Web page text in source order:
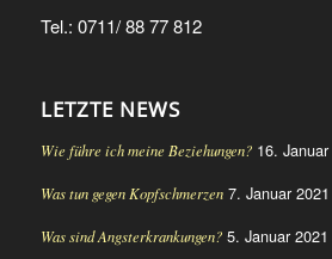
Tel.: 0711/ 88 77 812
LETZTE NEWS
Wie führe ich meine Beziehungen? 16. Januar
Was tun gegen Kopfschmerzen 7. Januar 2021
Was sind Angsterkrankungen? 5. Januar 2021